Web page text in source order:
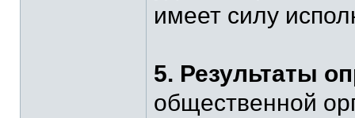
имеет силу
5. Результаты
общественной